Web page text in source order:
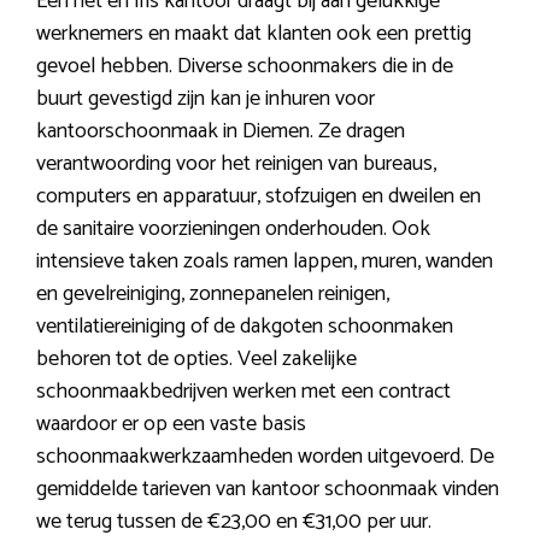
werknemers en maakt dat klanten ook een prettig
gevoel hebben. Diverse schoonmakers die in de
buurt gevestigd zijn kan je inhuren voor
kantoorschoonmaak in Diemen. Ze dragen
verantwoording voor het reinigen van bureaus,
computers en apparatuur, stofzuigen en dweilen en
de sanitaire voorzieningen onderhouden. Ook
intensieve taken zoals ramen lappen, muren, wanden
en gevelreiniging, zonnepanelen reinigen,
ventilatiereiniging of de dakgoten schoonmaken
behoren tot de opties. Veel zakelijke
schoonmaakbedrijven werken met een contract
waardoor er op een vaste basis
schoonmaakwerkzaamheden worden uitgevoerd. De
gemiddelde tarieven van kantoor schoonmaak vinden
we terug tussen de €23,00 en €31,00 per uur.